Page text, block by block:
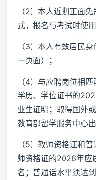
（2）本人近期正面
式，报名与考试时使
（3）本人有效居民
一页面）；
（4）与应聘岗位相
学历、学位证书的
业生证明；取得国外
教育部留学服务中心
（5）教师资格证和
师资格证的2026年应
名；普通话水平须达